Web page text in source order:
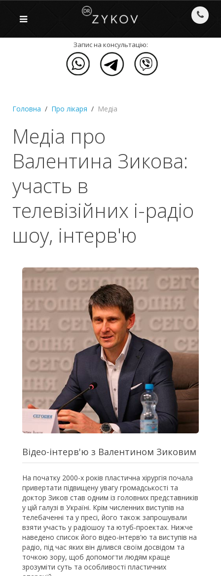
Запис на консультацію:
Головна Про лікаря Медіа
Медіа про
Валентина Зикова:
участь в
телевізійних і-радіо
шоу, інтерв'ю
Відео-інтерв'ю з Валентином Зиковим
На початку 2000-х років пластична хірургія почала
привертати підвищену увагу громадськості та
доктор Зиков став одним із головних представників
у цій галузі в Україні. Крім численних виступів на
телебаченні та у пресі, його також запрошували
взяти участь у радіошоу та ютуб-проектах. Нижче
наведено список його відео-інтерв'ю та виступів на
радіо, під час яких він ділився своїм досвідом та
точкою зору, щоб допомогти людям краще
зрозуміти суть та особливості пластичних